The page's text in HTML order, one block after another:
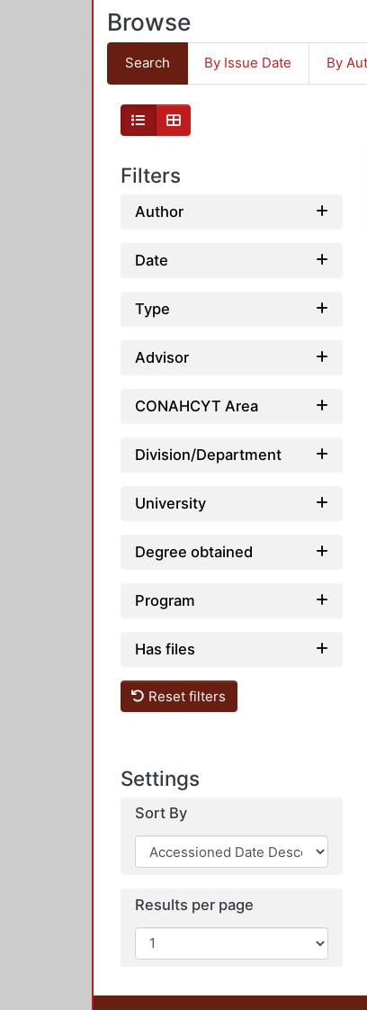
Browse
Search By Issue Date By
Filters
Author
Date
Type
Advisor
CONAHCYT Area
Division/Department
University
Degree obtained
Program
Has files
Reset filters
Settings
Sort By
Results per page